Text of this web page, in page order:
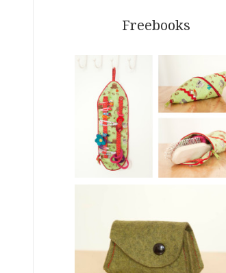
Freebooks